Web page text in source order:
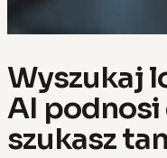
Wyszukaj
AI podnosi
szukasz